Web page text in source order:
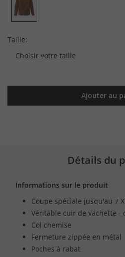
Taille:
Choisir votre taille
Ajouter au
Détails du
Informations sur le produit
Coupe spéciale jusqu'au 7
Véritable cuir de vachette -
Col chemise
Fermeture zippée en métal
Poches à rabat